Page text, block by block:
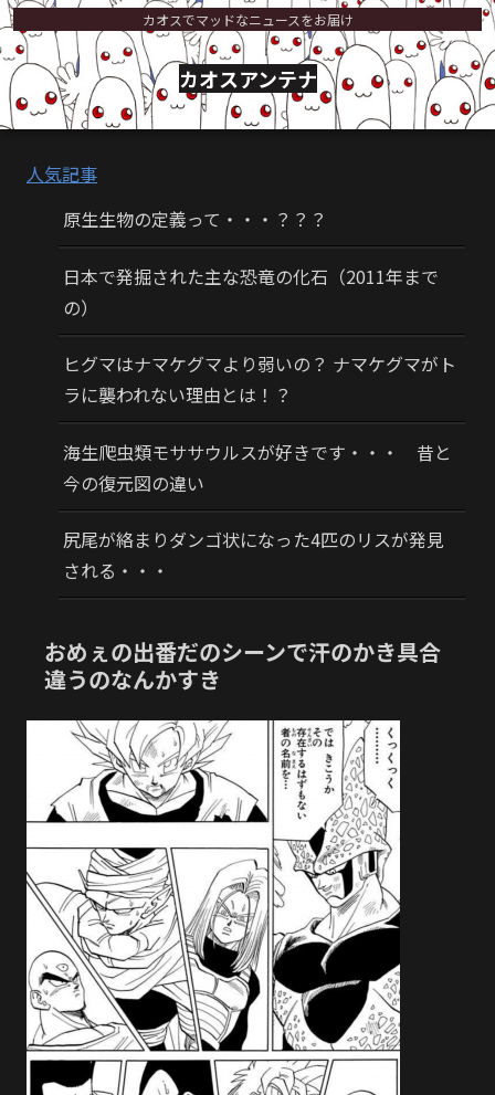
カオスでマッドなニュースをお届け
カオスアンテナ
人気記事
原生生物の定義って・・・？？？
日本で発掘された主な恐竜の化石（2011年まで
の）
ヒグマはナマケグマより弱いの？ ナマケグマがト
ラに襲われない理由とは！？
海生爬虫類モササウルスが好きです・・・ 昔と
今の復元図の違い
尻尾が絡まりダンゴ状になった4匹のリスが発見
される・・・
おめぇの出番だのシーンで汗のかき具合
違うのなんかすき